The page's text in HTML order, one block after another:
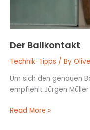
Der Ballkontakt
Technik-Tipps / By
Um sich den genauen
empfiehlt Jürgen
Read More »